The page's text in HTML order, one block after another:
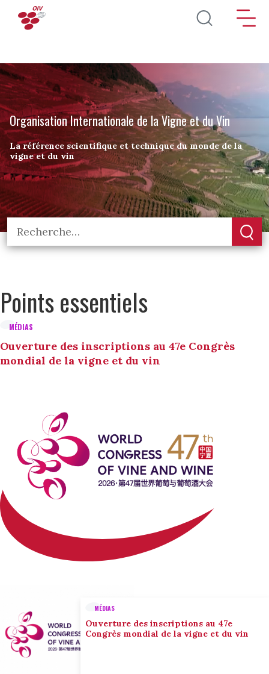
Aller au contenu principal
Organisation Internationale de la Vigne et du Vin
La référence scientifique et technique du monde de la
vigne et du vin
Points essentiels
MÉDIAS
Ouverture des inscriptions au 47e Congrès
mondial de la vigne et du vin
MÉDIAS
Ouverture des inscriptions au 47e
Congrès mondial de la vigne et du vin